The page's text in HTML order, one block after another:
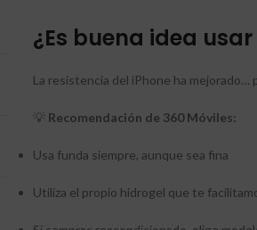
¿Es buena idea
La resistencia del iPhone ha mejorado…
💡 Recomendación de 360 Móviles:
Usa funda siempre, aunque sea fina
Utiliza el propio hidrogel que te